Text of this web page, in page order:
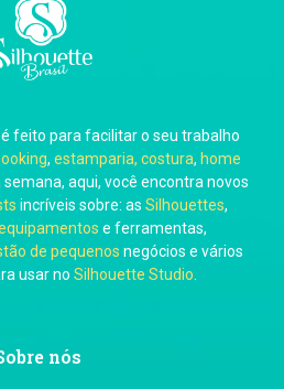
Eschberger
feito para facilitar o seu trabalho
, estamparia, costura, home
aqui, você encontra novos
incríveis sobre: as Silhouettes,
e ferramentas,
de pequenos negócios e vários
usar no Silhouette Studio
nós